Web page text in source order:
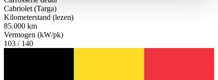
haben oder die sie im Rahmen Ihrer Nutzung der Dienste
gesammelt haben.
Cabriolet (Targa)
Kilometerstand (lezen)
85.000 km
Vermogen (kW/pk)
103 / 140